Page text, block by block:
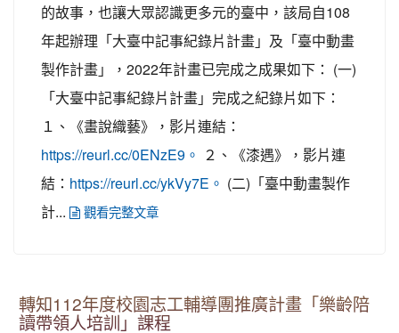
的故事，也讓大眾認識更多元的臺中，該局自108
年起辦理「大臺中記事紀錄片計畫」及「臺中動畫
製作計畫」，2022年計畫已完成之成果如下： (一)
「大臺中記事紀錄片計畫」完成之紀錄片如下：
１、《畫說織藝》，影片連結：
https://reurl.cc/0ENzE9。
２、《漆遇》，影片連
結： https://reurl.cc/ykVy7E。
(二)「臺中動畫製作
計...
觀看完整文章
轉知112年度校園志工輔導團推廣計畫「樂齡陪
讀帶領人培訓」課程